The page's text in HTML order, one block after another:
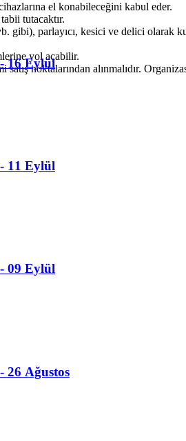
el konabileceğini kabul eder.
tutacaktır.
gibi), parlayıcı, kesici ve delici
yol açabilir.
noktalarından alınmalıdır.
16 Eylül
11 Eylül
09 Eylül
26 Ağustos